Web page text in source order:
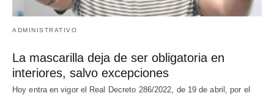
ADMINISTRATIVO
La mascarilla deja de ser obligatoria en
interiores, salvo excepciones
Hoy entra en vigor el Real Decreto 286/2022, de 19 de abril, por el